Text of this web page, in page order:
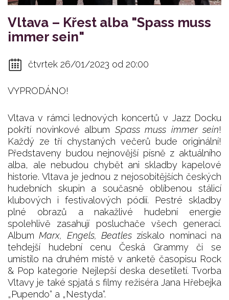
Vltava – Křest alba "Spass muss
immer sein"
čtvrtek 26/01/2023 od 20:00
VYPRODÁNO!
Vltava v rámci lednových koncertů v Jazz Docku
pokřtí novinkové album Spass muss immer sein!
Každý ze tří chystaných večerů bude originální!
Představeny budou nejnovější písně z aktuálního
alba, ale nebudou chybět ani skladby kapelové
historie. Vltava je jednou z nejosobitějších českých
hudebních skupin a současně oblíbenou stálicí
klubových i festivalových pódií. Pestré skladby
plné obrazů a nakažlivé hudební energie
spolehlivě zasahují posluchače všech generací.
AlbumMarx, Engels, Beatles získalo nominaci na
tehdejší hudební cenu Česká Grammy či se
umístilo na druhém místě v anketě časopisu Rock
& Pop kategorie Nejlepší deska desetiletí. Tvorba
Vltavy je také spjatá s filmy režiséra Jana Hřebejka
„Pupendo“ a „Nestyda“.